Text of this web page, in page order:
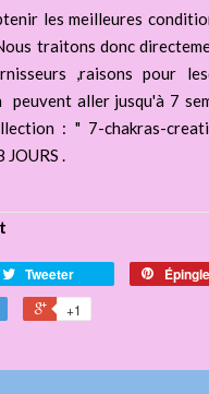
les meilleures
traitons donc
,raisons pour
aller jusqu'à 7
: " 7-chakras-
JOURS .
Tweeter
+1